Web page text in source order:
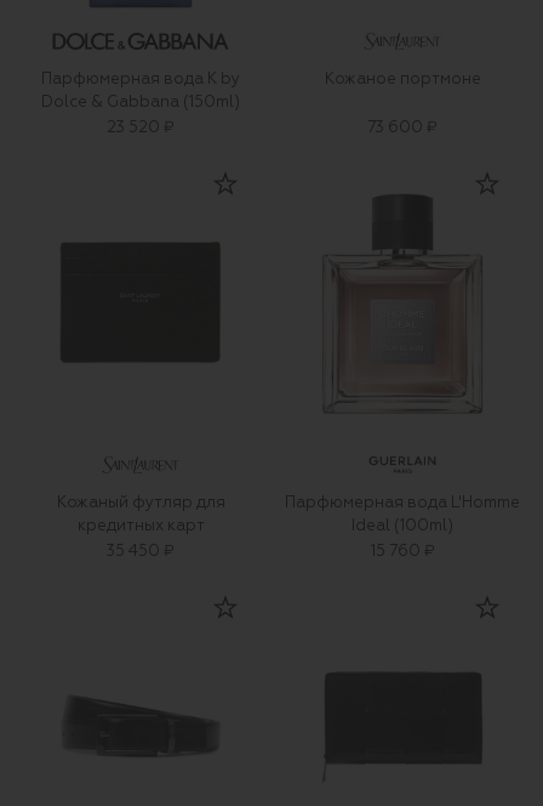
Парфюмерная вода K by
Dolce & Gabbana (150ml)
23 520 ₽
Кожаное портмоне
73 600 ₽
Кожаный футляр для
кредитных карт
35 450 ₽
Парфюмерная вода L'Homme
Ideal (100ml)
15 760 ₽